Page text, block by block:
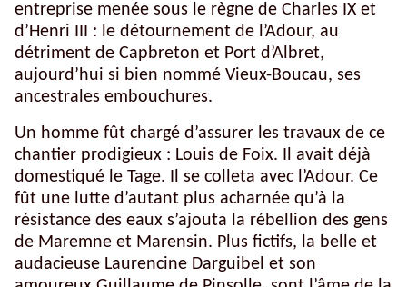
entreprise menée sous le règne de Charles IX et
d’Henri III : le détournement de l’Adour, au
détriment de Capbreton et Port d’Albret,
aujourd’hui si bien nommé Vieux-Boucau, ses
ancestrales embouchures.
Un homme fût chargé d’assurer les travaux de ce
chantier prodigieux : Louis de Foix. Il avait déjà
domestiqué le Tage. Il se colleta avec l’Adour. Ce
fût une lutte d’autant plus acharnée qu’à la
résistance des eaux s’ajouta la rébellion des gens
de Maremne et Marensin. Plus fictifs, la belle et
audacieuse Laurencine Darguibel et son